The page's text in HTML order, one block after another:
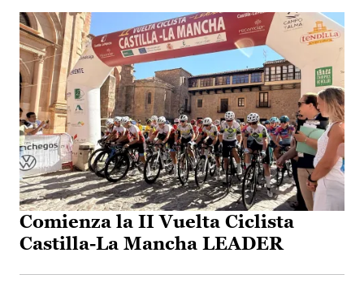
Comienza la II Vuelta Ciclista
Castilla-La Mancha LEADER